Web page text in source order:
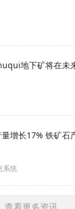
地下矿将在未
增长17% 铁矿石
系统
查看更多资讯